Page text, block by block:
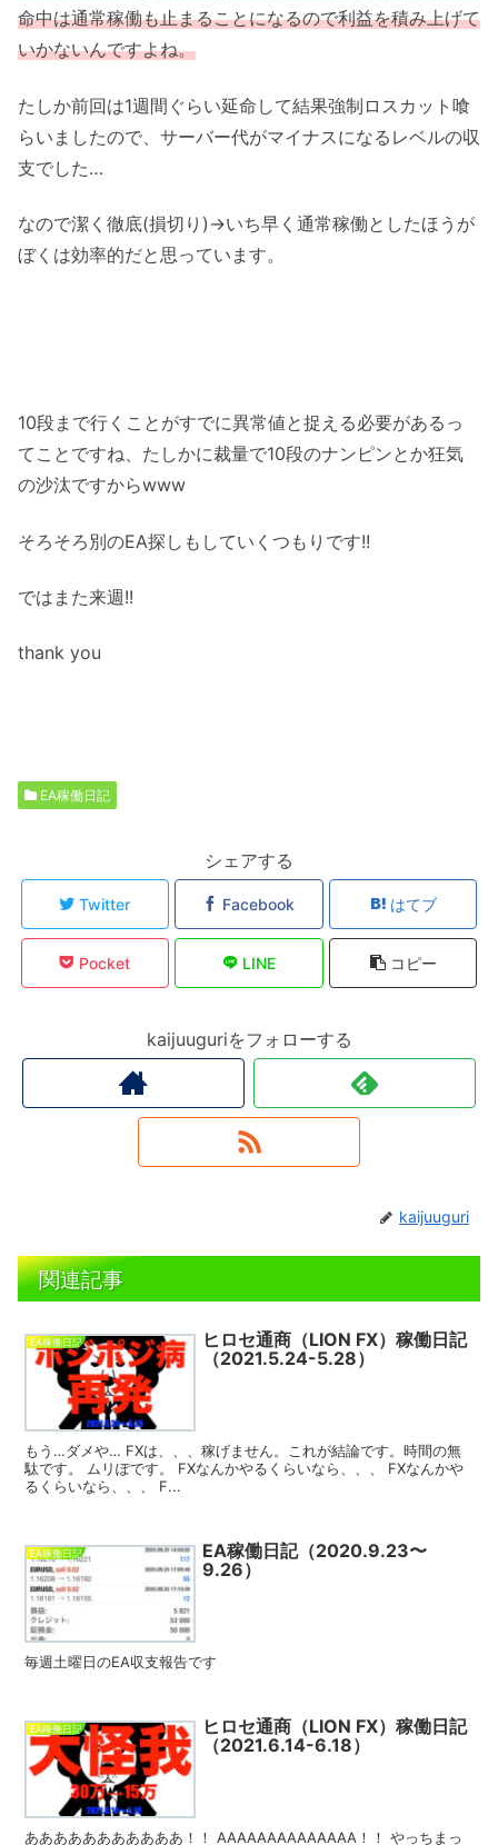
命中は通常稼働も止まることになるので利益を積み上げて
いかないんですよね。
たしか前回は1週間ぐらい延命して結果強制ロスカット喰
らいましたので、サーバー代がマイナスになるレベルの収
支でした…
なので潔く徹底(損切り)→いち早く通常稼働としたほうが
ぼくは効率的だと思っています。
10段まで行くことがすでに異常値と捉える必要があるっ
てことですね、たしかに裁量で10段のナンピンとか狂気
の沙汰ですからwww
そろそろ別のEA探しもしていくつもりです!!
ではまた来週!!
thank you
EA稼働日記
シェアする
Twitter Facebook はてブ
Pocket LINE コピー
kaijuuguriをフォローする
kaijuuguri
関連記事
EA稼働日記
ヒロセ通商（LION FX）稼働日記
（2021.5.24-5.28）
もう…ダメや… FXは、、、稼げません。これが結論です。時間の無
駄です。 ムリぽです。 FXなんかやるくらいなら、、、 FXなんかや
るくらいなら、、、 F...
EA稼働日記
EA稼働日記（2020.9.23〜
9.26）
毎週土曜日のEA収支報告です
EA稼働日記
ヒロセ通商（LION FX）稼働日記
（2021.6.14-6.18）
あああああああああああ！！ AAAAAAAAAAAAAA！！ やっちまっ